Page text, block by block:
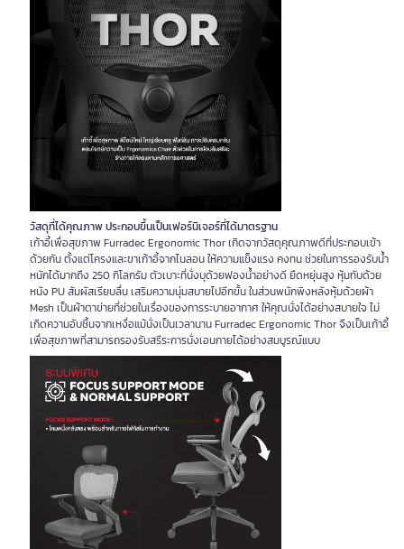
วัสดุที่ได้คุณภาพ ประกอบขึ้นเป็นเฟอร์นิเจอร์ที่ได้มาตรฐาน
เก้าอี้เพื่อสุขภาพ Furradec Ergonomic Thor เกิดจากวัสดุคุณภาพดีที่ประกอบเข้า
ด้วยกัน ตั้งแต่โครงและขาเก้าอี้จากไนลอน ให้ความแข็งแรง คงทน ช่วยในการรองรับน้ำ
หนักได้มากถึง 250 กิโลกรัม ตัวเบาะที่นั่งบุด้วยฟองน้ำอย่างดี ยืดหยุ่นสูง หุ้มทับด้วย
หนัง PU สัมผัสเรียบลื่น เสริมความนุ่มสบายไปอีกขั้น ในส่วนพนักพิงหลังหุ้มด้วยผ้า
Mesh เป็นผ้าตาข่ายที่ช่วยในเรื่องของการระบายอากาศ ให้คุณนั่งได้อย่างสบายใจ ไม่
เกิดความอับชื้นจากเหงื่อแม้นั่งเป็นเวลานาน Furradec Ergonomic Thor จึงเป็นเก้าอี้
เพื่อสุขภาพที่สามารถรองรับสรีระการนั่งเอนกายได้อย่างสมบูรณ์แบบ